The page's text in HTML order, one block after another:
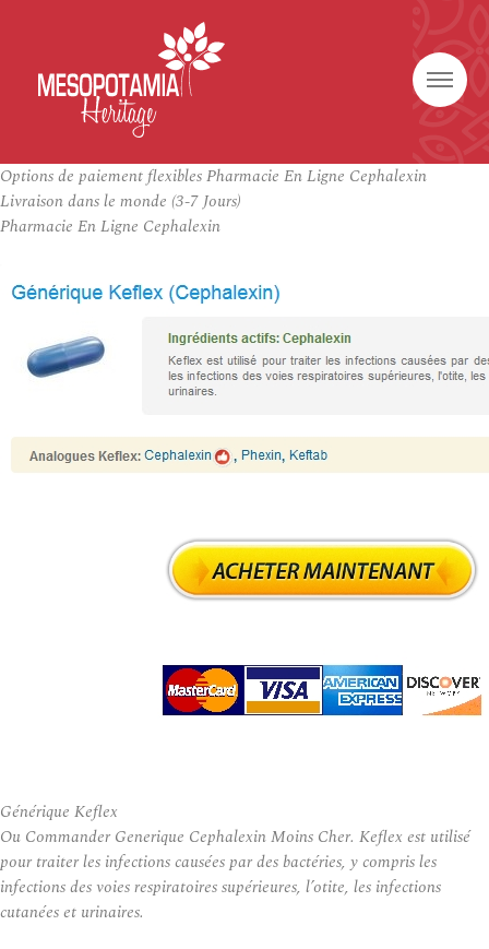
Options de paiement flexibles Pharmacie En Ligne Cephalexin
Livraison dans le monde (3-7 Jours)
Pharmacie En Ligne Cephalexin
Générique Keflex
Ou Commander Generique Cephalexin Moins Cher. Keflex est utilisé
pour traiter les infections causées par des bactéries, y compris les
infections des voies respiratoires supérieures, l’otite, les infections
cutanées et urinaires.